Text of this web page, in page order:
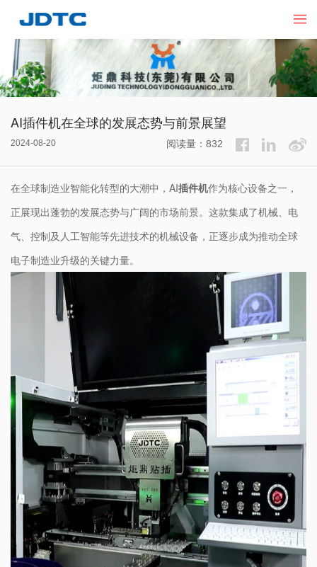
AI插件机在全球的发展态势与前景展望
2024-08-20 阅读量：832
在全球制造业智能化转型的大潮中，AI插件机作为核心设备之一，
正展现出蓬勃的发展态势与广阔的市场前景。这款集成了机械、电
气、控制及人工智能等先进技术的机械设备，正逐步成为推动全球
电子制造业升级的关键力量。